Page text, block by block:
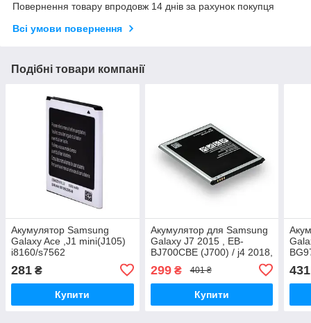
Повернення товару впродовж 14 днів за рахунок покупця
Всі умови повернення
Подібні товари компанії
Акумулятор Samsung
Galaxy Ace ,J1 mini(J105)
i8160/s7562
zka/i8190/S7390/EB425161LU,
EB-BG313BBE, 1500 mAh
Original PRC
281 ₴
Купити
Акумулятор для Samsung
Galaxy J7 2015 , EB-
BJ700CBE (J700) / j4 2018,
299₴ 401 ₴
Купити
431